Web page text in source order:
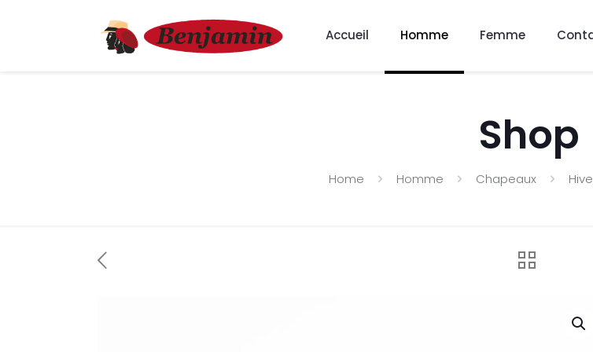
Accueil Homme Femme
Shop
Home Homme Chapeaux